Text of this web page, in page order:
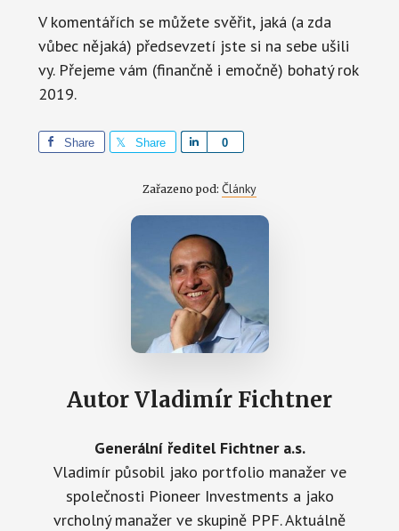
V komentářích se můžete svěřit, jaká (a zda
vůbec nějaká) předsevzetí jste si na sebe ušili
vy. Přejeme vám (finančně i emočně) bohatý rok
2019.
Share Share 0
a
Zařazeno pod: Články
AutorVladimír Fichtner
Generální ředitel Fichtner a.s.
Vladimír působil jako portfolio manažer ve
společnosti Pioneer Investments a jako
vrcholný manažer ve skupině PPF. Aktuálně